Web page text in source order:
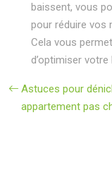
baissent, vous
pour réduire vos
Cela vous
d’optimiser votre
Astuces pour
appartement pas